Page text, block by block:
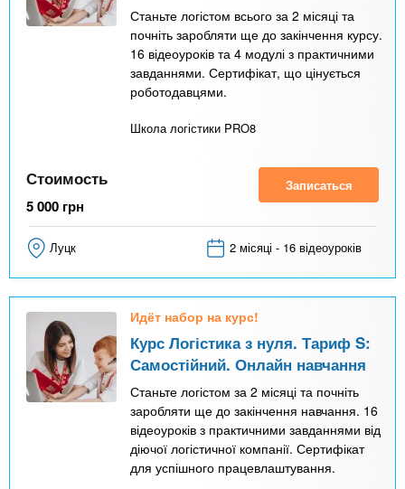
Станьте логістом всього за 2 місяці та
почніть заробляти ще до закінчення курсу.
16 відеоуроків та 4 модулі з практичними
завданнями. Сертифікат, що цінується
роботодавцями.
Школа логістики PRO8
Стоимость
5 000 грн
Записаться
Луцк 2 місяці - 16 відеоуроків
Идёт набор на курс!
Курс Логістика з нуля. Тариф S:
Самостійний. Онлайн навчання
Станьте логістом за 2 місяці та почніть
заробляти ще до закінчення навчання. 16
відеоуроків з практичними завданнями від
діючої логістичної компанії. Сертифікат
для успішного працевлаштування.